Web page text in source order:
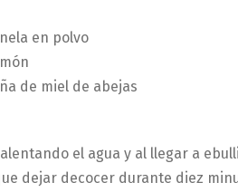
en polvo
de miel de abejas
el agua y al llegar a
dejar decocer durante diez